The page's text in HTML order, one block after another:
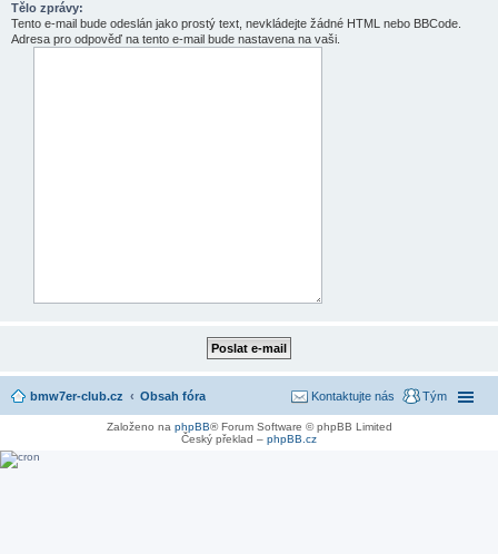
Tělo zprávy:
Tento e-mail bude odeslán jako prostý text, nevkládejte žádné HTML nebo BBCode.
Adresa pro odpověď na tento e-mail bude nastavena na vaši.
bmw7er-club.cz Obsah fóra Tým
Kontaktujte nás
Založeno na phpBB® Forum Software © phpBB Limited
Český překlad – phpBB.cz